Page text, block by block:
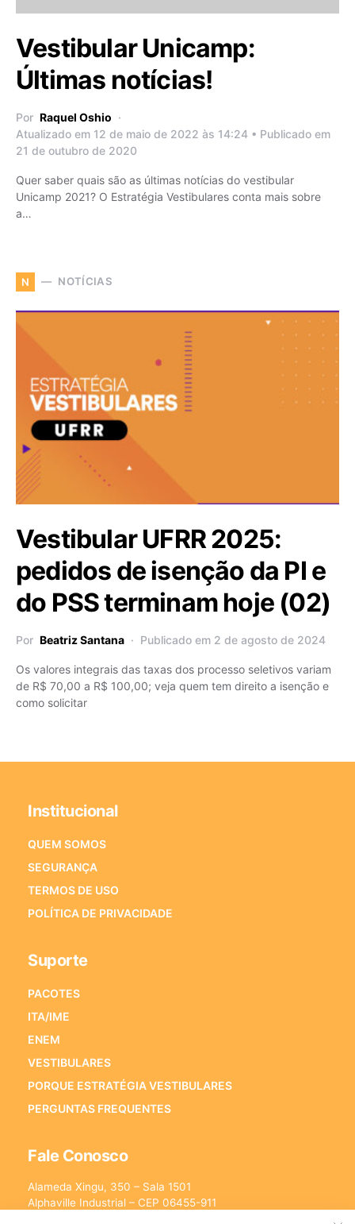
Vestibular Unicamp:
Últimas notícias!
Por Raquel Oshio
Atualizado em 12 de maio de 2022 às 14:24 • Publicado em
21 de outubro de 2020
Quer saber quais são as últimas notícias do vestibular
Unicamp 2021? O Estratégia Vestibulares conta mais sobre
a…
N NOTÍCIAS
Vestibular UFRR 2025:
pedidos de isenção da PI e
do PSS terminam hoje (02)
Por Beatriz Santana Publicado em 2 de agosto de 2024
Os valores integrais das taxas dos processo seletivos variam
de R$ 70,00 a R$ 100,00; veja quem tem direito a isenção e
como solicitar
Institucional
QUEM SOMOS
SEGURANÇA
TERMOS DE USO
POLÍTICA DE PRIVACIDADE
Suporte
PACOTES
ITA/IME
ENEM
VESTIBULARES
PORQUE ESTRATÉGIA VESTIBULARES
PERGUNTAS FREQUENTES
Fale Conosco
Alameda Xingu, 350 – Sala 1501
Alphaville Industrial – CEP 06455-911